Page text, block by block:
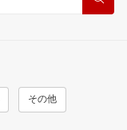
その他